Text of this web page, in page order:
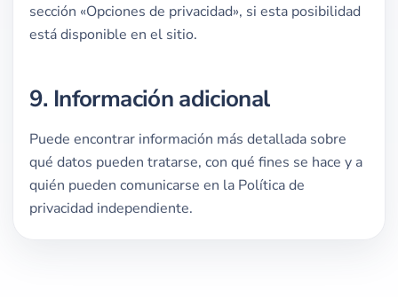
sección «Opciones de privacidad», si esta posibilidad
está disponible en el sitio.
9. Información adicional
Puede encontrar información más detallada sobre
qué datos pueden tratarse, con qué fines se hace y a
quién pueden comunicarse en la Política de
privacidad independiente.